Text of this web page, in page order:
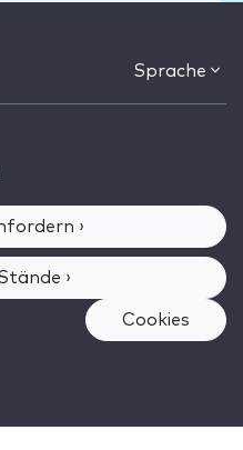
Sprache
›
›
Cookies